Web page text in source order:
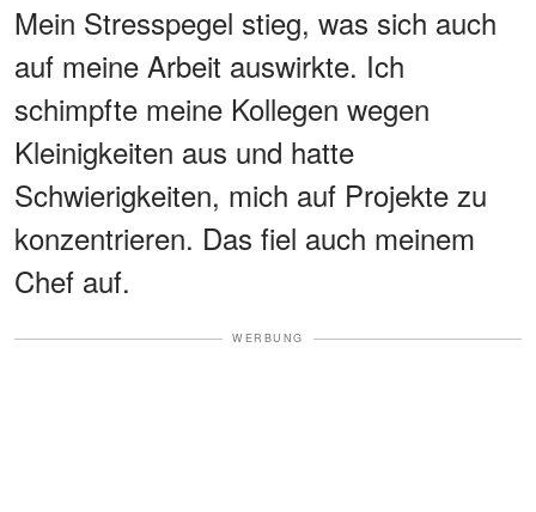
Mein Stresspegel stieg, was sich auch
auf meine Arbeit auswirkte. Ich
schimpfte meine Kollegen wegen
Kleinigkeiten aus und hatte
Schwierigkeiten, mich auf Projekte zu
konzentrieren. Das fiel auch meinem
Chef auf.
WERBUNG